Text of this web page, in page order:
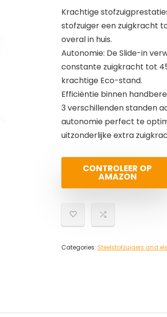
Krachtige
stofzuiger een zuigkracht
overal in huis.
Autonomie: De Slide-in
constante zuigkracht tot
krachtige Eco-stand.
Efficiëntie binnen
3 verschillenden standen
autonomie perfect te
uitzonderlijke extra
CONTROLEER OP
AMAZON
Categories: Steelstofzuigers and